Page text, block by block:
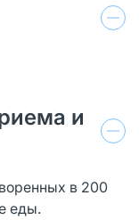
и
в 200
еды.